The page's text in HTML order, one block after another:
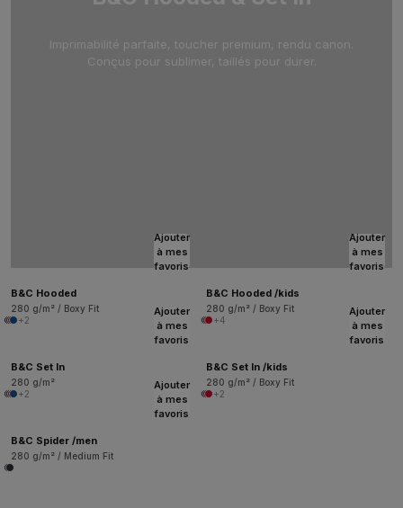
Imprimabilité parfaite, toucher premium, rendu canon.
Conçus pour sublimer, taillés pour durer.
Ajouter
à mes
favoris
B&C Hooded
280 g/m² / Boxy Fit
+2
Ajouter
à mes
favoris
B&C Hooded /kids
280 g/m² / Boxy Fit
+4
Ajouter
à mes
favoris
B&C Set In
280 g/m²
+2
Ajouter
à mes
favoris
B&C Set In /kids
280 g/m² / Boxy Fit
+2
Ajouter
à mes
favoris
B&C Spider /men
280 g/m² / Medium Fit